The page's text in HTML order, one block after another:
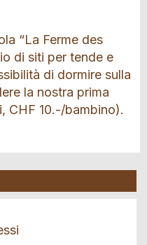
“La Ferme des
di siti per tende e
di dormire sulla
la nostra prima
CHF 10.-/bambino).